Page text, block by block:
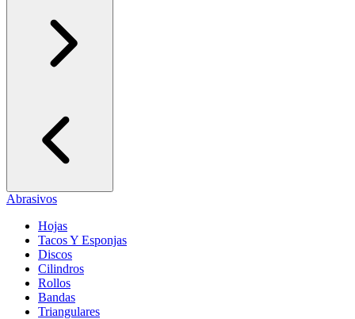
Abrasivos
Hojas
Tacos Y Esponjas
Discos
Cilindros
Rollos
Bandas
Triangulares